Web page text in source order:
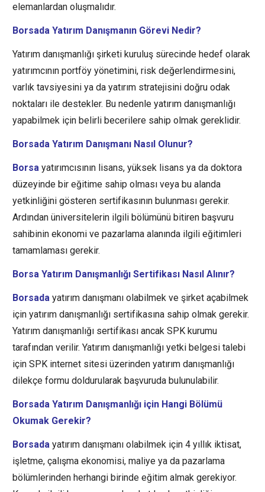
elemanlardan oluşmalıdır.
Borsada Yatırım Danışmanın Görevi Nedir?
Yatırım danışmanlığı şirketi kuruluş sürecinde hedef olarak
yatırımcının portföy yönetimini, risk değerlendirmesini,
varlık tavsiyesini ya da yatırım stratejisini doğru odak
noktaları ile destekler. Bu nedenle yatırım danışmanlığı
yapabilmek için belirli becerilere sahip olmak gereklidir.
Borsada Yatırım Danışmanı Nasıl Olunur?
Borsa yatırımcısının lisans, yüksek lisans ya da doktora
düzeyinde bir eğitime sahip olması veya bu alanda
yetkinliğini gösteren sertifikasının bulunması gerekir.
Ardından üniversitelerin ilgili bölümünü bitiren başvuru
sahibinin ekonomi ve pazarlama alanında ilgili eğitimleri
tamamlaması gerekir.
Borsa Yatırım Danışmanlığı Sertifikası Nasıl Alınır?
Borsada yatırım danışmanı olabilmek ve şirket açabilmek
için yatırım danışmanlığı sertifikasına sahip olmak gerekir.
Yatırım danışmanlığı sertifikası ancak SPK kurumu
tarafından verilir. Yatırım danışmanlığı yetki belgesi talebi
için SPK internet sitesi üzerinden yatırım danışmanlığı
dilekçe formu doldurularak başvuruda bulunulabilir.
Borsada Yatırım Danışmanlığı için Hangi Bölümü
Okumak Gerekir?
Borsada yatırım danışmanı olabilmek için 4 yıllık iktisat,
işletme, çalışma ekonomisi, maliye ya da pazarlama
bölümlerinden herhangi birinde eğitim almak gerekiyor.